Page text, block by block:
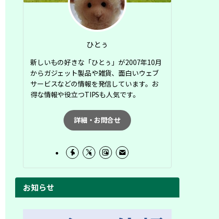
ひとぅ
新しいもの好きな「ひとぅ」が2007年10月
からガジェット製品や雑貨、面白いウェブ
サービスなどの情報を発信しています。お
得な情報や役立つTIPSも人気です。
詳細・お問合せ
お知らせ